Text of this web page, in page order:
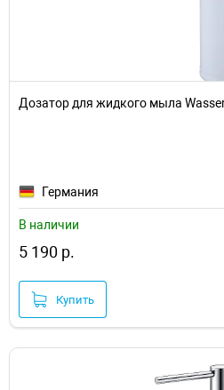
Дозатор для жидкого мыла
Германия
В наличии
5 190 р.
Купить